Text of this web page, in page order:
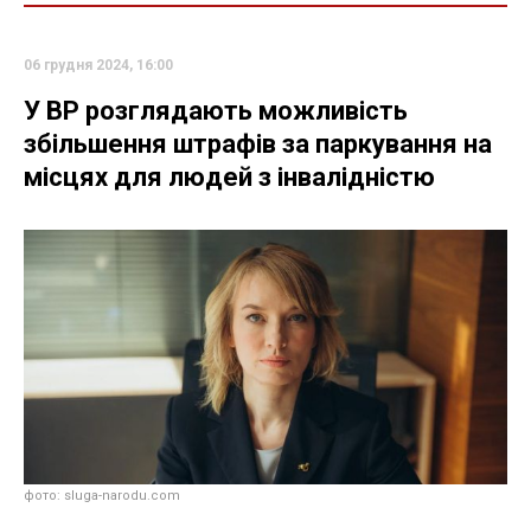
06 грудня 2024, 16:00
У ВР розглядають можливість
збільшення штрафів за паркування на
місцях для людей з інвалідністю
фото: sluga-narodu.com